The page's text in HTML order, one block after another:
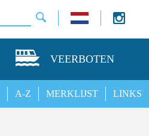
VEERBOTEN
LINKS
MERKLIJST
A-Z